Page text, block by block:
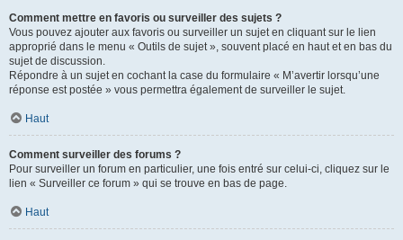
Comment mettre en favoris ou surveiller des sujets ?
Vous pouvez ajouter aux favoris ou surveiller un sujet en cliquant sur le lien
approprié dans le menu « Outils de sujet », souvent placé en haut et en bas du
sujet de discussion.
Répondre à un sujet en cochant la case du formulaire « M’avertir lorsqu’une
réponse est postée » vous permettra également de surveiller le sujet.
Haut
Comment surveiller des forums ?
Pour surveiller un forum en particulier, une fois entré sur celui-ci, cliquez sur le
lien « Surveiller ce forum » qui se trouve en bas de page.
Haut